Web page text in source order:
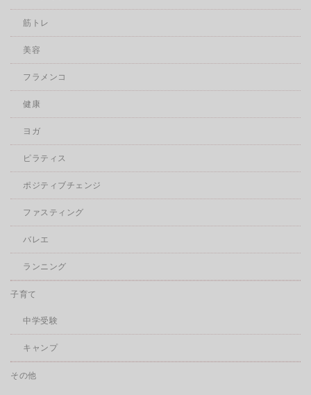
筋トレ
美容
フラメンコ
健康
ヨガ
ピラティス
ポジティブチェンジ
ファスティング
バレエ
ランニング
子育て
中学受験
キャンプ
その他